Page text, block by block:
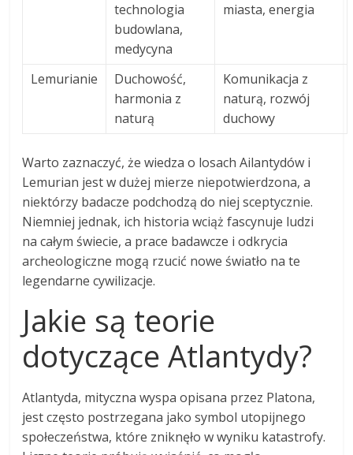
technologia
budowlana,
medycyna
miasta, energia
Lemurianie
Duchowość,
harmonia z
naturą
Komunikacja z
naturą, rozwój
duchowy
Warto zaznaczyć, że wiedza o losach Ailantydów i
Lemurian jest w dużej mierze niepotwierdzona, a
niektórzy badacze podchodzą do niej sceptycznie.
Niemniej jednak, ich historia wciąż fascynuje ludzi
na całym świecie, a prace badawcze i odkrycia
archeologiczne mogą rzucić nowe światło na te
legendarne cywilizacje.
Jakie są teorie
dotyczące Atlantydy?
Atlantyda, mityczna wyspa opisana przez Platona,
jest często postrzegana jako symbol utopijnego
społeczeństwa, które zniknęło w wyniku katastrofy.